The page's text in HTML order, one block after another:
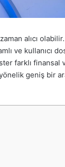
alıcı
ve kullanıcı
farklı finansal
geniş bir